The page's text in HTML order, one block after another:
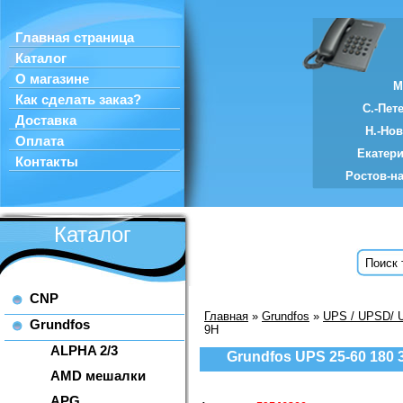
Главная страница
Каталог
О магазине
Как сделать заказ?
Доставка
Оплата
Контакты
С.-
Н.-
Ростов-
Каталог
CNP
Grundfos
ALPHA 2/3
AMD мешалки
Главная » Grundfos » UPS / UPSD/
9H
Grundfos UPS 25-60 180